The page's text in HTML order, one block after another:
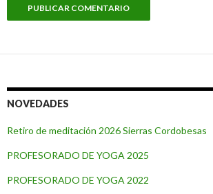
NOVEDADES
Retiro de meditación 2026 Sierras Cordobesas
PROFESORADO DE YOGA 2025
PROFESORADO DE YOGA 2022